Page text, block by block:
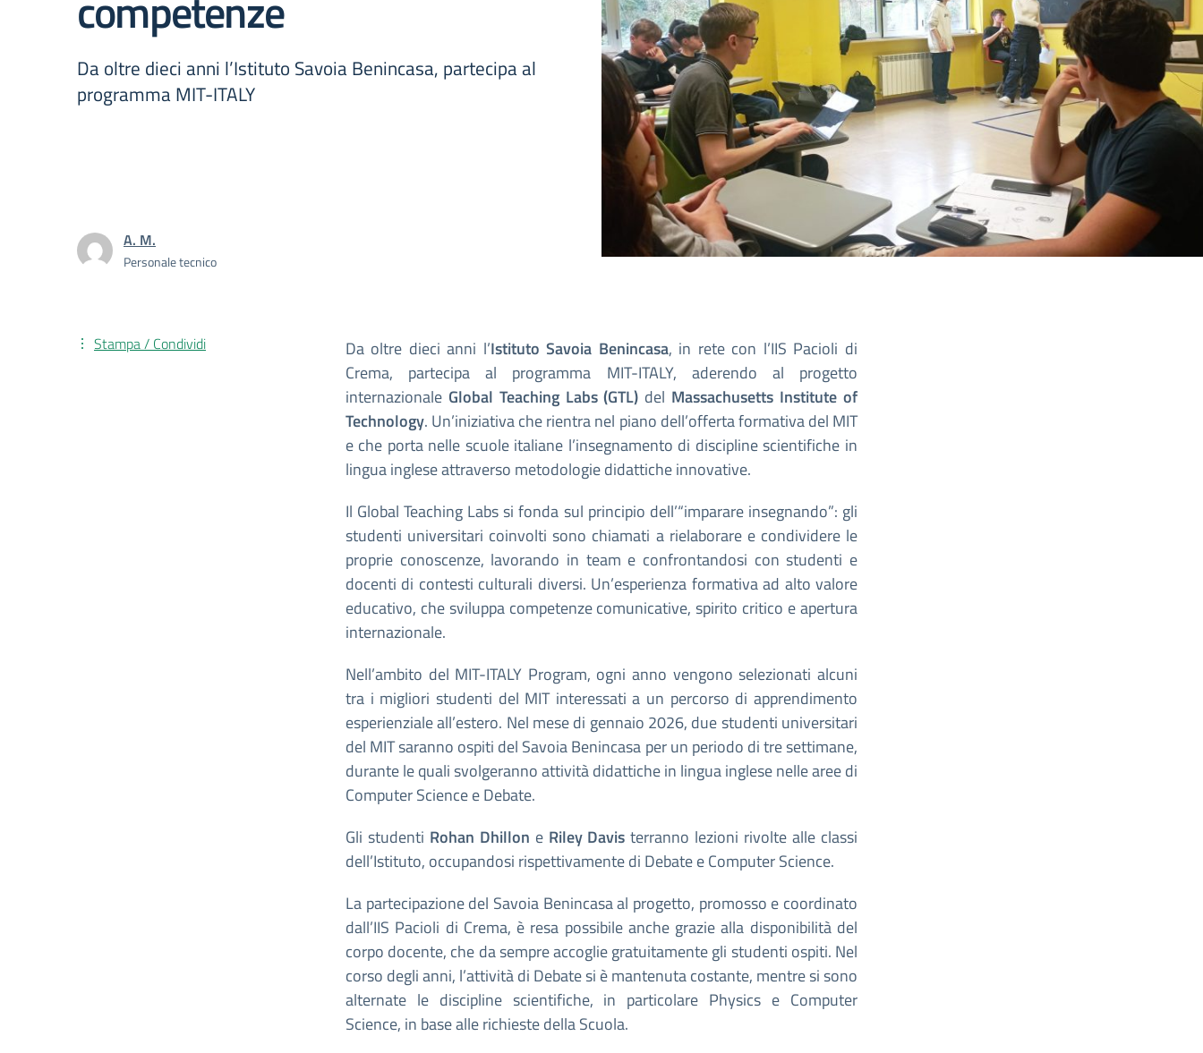
Da oltre dieci anni l’Istituto Savoia Benincasa, partecipa al
programma MIT-ITALY
A. M.
Personale tecnico
Da oltre dieci anni l’Istituto Savoia Benincasa, in rete con l’IIS Pacioli di
Crema, partecipa al programma MIT-ITALY, aderendo al progetto
internazionale Global Teaching Labs (GTL) del Massachusetts Institute of
Technology. Un’iniziativa che rientra nel piano dell’offerta formativa del MIT
e che porta nelle scuole italiane l’insegnamento di discipline scientifiche in
lingua inglese attraverso metodologie didattiche innovative.
Il Global Teaching Labs si fonda sul principio dell’“imparare insegnando”: gli
studenti universitari coinvolti sono chiamati a rielaborare e condividere le
proprie conoscenze, lavorando in team e confrontandosi con studenti e
docenti di contesti culturali diversi. Un’esperienza formativa ad alto valore
educativo, che sviluppa competenze comunicative, spirito critico e apertura
internazionale.
Nell’ambito del MIT-ITALY Program, ogni anno vengono selezionati alcuni
tra i migliori studenti del MIT interessati a un percorso di apprendimento
esperienziale all’estero. Nel mese di gennaio 2026, due studenti universitari
del MIT saranno ospiti del Savoia Benincasa per un periodo di tre settimane,
durante le quali svolgeranno attività didattiche in lingua inglese nelle aree di
Computer Science e Debate.
Gli studenti Rohan Dhillon e Riley Davis terranno lezioni rivolte alle classi
dell’Istituto, occupandosi rispettivamente di Debate e Computer Science.
La partecipazione del Savoia Benincasa al progetto, promosso e coordinato
dall’IIS Pacioli di Crema, è resa possibile anche grazie alla disponibilità del
corpo docente, che da sempre accoglie gratuitamente gli studenti ospiti. Nel
corso degli anni, l’attività di Debate si è mantenuta costante, mentre si sono
alternate le discipline scientifiche, in particolare Physics e Computer
Science, in base alle richieste della Scuola.
Stampa / Condividi